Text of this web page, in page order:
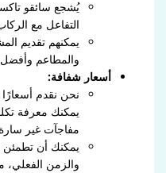
يُشجع سائقو
التفاعل مع
يمكنهم تقديم
والمطاعم
أسعار شفافة:
نحن نقدم
يمكنك معرفة
مفاجآت غير
يمكنك أن تطمئن
والزمن